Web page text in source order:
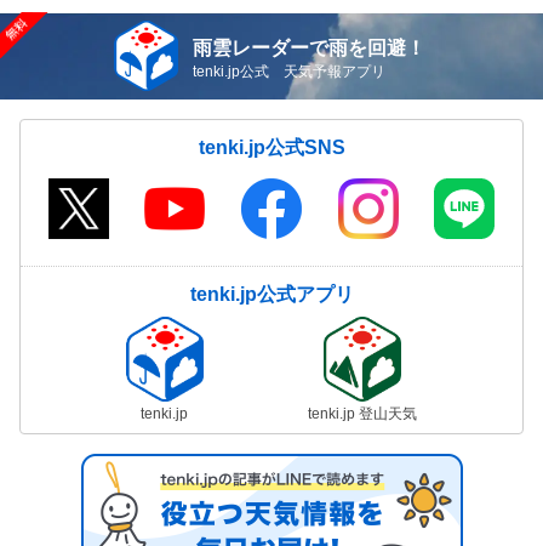
雨雲レーダーで雨を回避！
tenki.jp公式 天気予報アプリ
tenki.jp公式SNS
tenki.jp公式アプリ
tenki.jp tenki.jp 登山天気